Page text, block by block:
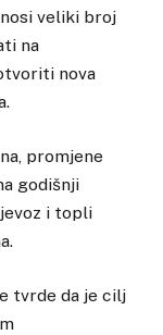
veliki broj
na
nova
promjene
godišnji
i topli
tvrde da je cilj